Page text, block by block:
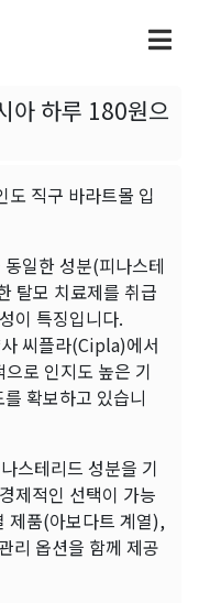
아 하루 180원으
도 직구 바라트몰 입
일한 성분(피나스테
탈모 치료제를 취급
이 특징입니다.
씨플라(Cipla)에서
로 인지도 높은 기
확보하고 있습니
스테리드 성분을 기
제적인 선택이 가능
제품(아보다트 계열),
리 옵션을 함께 제공